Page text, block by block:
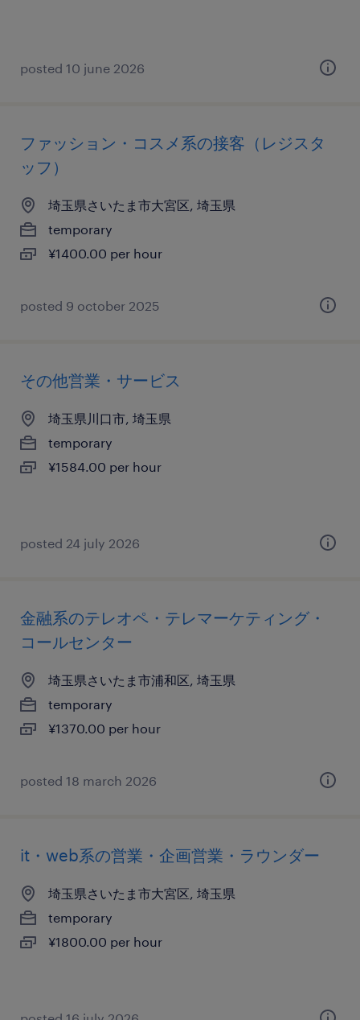
posted 10 june 2026
ファッション・コスメ系の接客（レジスタ
ッフ）
埼玉県さいたま市大宮区, 埼玉県
temporary
¥1400.00 per hour
posted 9 october 2025
その他営業・サービス
埼玉県川口市, 埼玉県
temporary
¥1584.00 per hour
posted 24 july 2026
金融系のテレオペ・テレマーケティング・
コールセンター
埼玉県さいたま市浦和区, 埼玉県
temporary
¥1370.00 per hour
posted 18 march 2026
it・web系の営業・企画営業・ラウンダー
埼玉県さいたま市大宮区, 埼玉県
temporary
¥1800.00 per hour